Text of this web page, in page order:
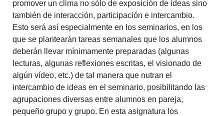
promover un clima no sólo de exposición de ideas sino
también de interacción, participación e intercambio.
Esto será así especialmente en los seminarios, en los
que se plantearán tareas semanales que los alumnos
deberán llevar mínimamente preparadas (algunas
lecturas, algunas reflexiones escritas, el visionado de
algún vídeo, etc.) de tal manera que nutran el
intercambio de ideas en el seminario, posibilitando las
agrupaciones diversas entre alumnos en pareja,
pequeño grupo y grupo. En esta asignatura los